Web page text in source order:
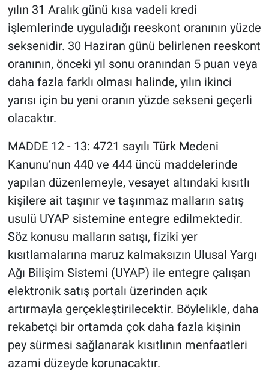
yılın 31 Aralık günü kısa vadeli kredi
işlemlerinde uyguladığı reeskont oranının yüzde
seksenidir. 30 Haziran günü belirlenen reeskont
oranının, önceki yıl sonu oranından 5 puan veya
daha fazla farklı olması halinde, yılın ikinci
yarısı için bu yeni oranın yüzde sekseni geçerli
olacaktır.
MADDE 12 - 13: 4721 sayılı Türk Medeni
Kanunu’nun 440 ve 444 üncü maddelerinde
yapılan düzenlemeyle, vesayet altındaki kısıtlı
kişilere ait taşınır ve taşınmaz malların satış
usulü UYAP sistemine entegre edilmektedir.
Söz konusu malların satışı, fiziki yer
kısıtlamalarına maruz kalmaksızın Ulusal Yargı
Ağı Bilişim Sistemi (UYAP) ile entegre çalışan
elektronik satış portalı üzerinden açık
artırmayla gerçekleştirilecektir. Böylelikle, daha
rekabetçi bir ortamda çok daha fazla kişinin
pey sürmesi sağlanarak kısıtlının menfaatleri
azami düzeyde korunacaktır.